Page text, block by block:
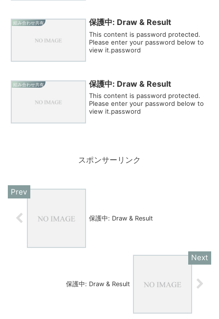
組み合わせ共有 保護中: Draw & Result
This content is password protected.
Please enter your password below to
view it.password
組み合わせ共有 保護中: Draw & Result
This content is password protected.
Please enter your password below to
view it.password
スポンサーリンク
保護中: Draw & Result
保護中: Draw & Result